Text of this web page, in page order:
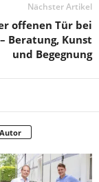
Nächster Artikel
offenen Tür bei
Beratung, Kunst
und Begegnung